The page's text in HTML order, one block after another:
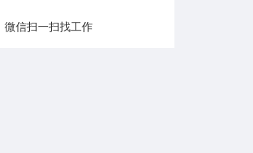
微信扫一扫找工作